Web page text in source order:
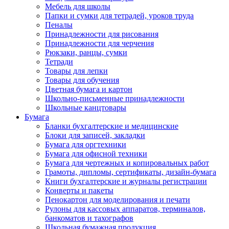
Мебель для школы
Папки и сумки для тетрадей, уроков труда
Пеналы
Принадлежности для рисования
Принадлежности для черчения
Рюкзаки, ранцы, сумки
Тетради
Товары для лепки
Товары для обучения
Цветная бумага и картон
Школьно-письменные принадлежности
Школьные канцтовары
Бумага
Бланки бухгалтерские и медицинские
Блоки для записей, закладки
Бумага для оргтехники
Бумага для офисной техники
Бумага для чертежных и копировальных работ
Грамоты, дипломы, сертификаты, дизайн-бумага
Книги бухгалтерские и журналы регистрации
Конверты и пакеты
Пенокартон для моделирования и печати
Рулоны для кассовых аппаратов, терминалов,
банкоматов и тахографов
Школьная бумажная продукция